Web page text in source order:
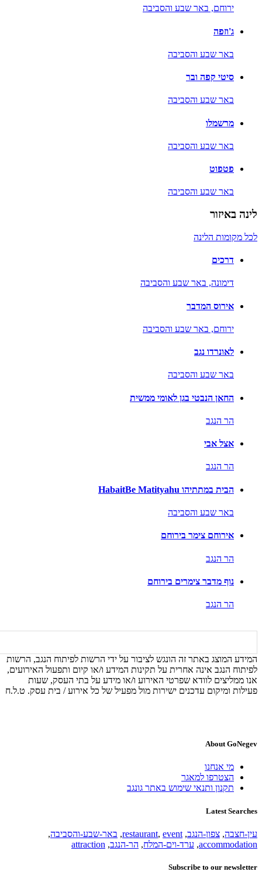
ירוחם, באר שבע והסביבה
ג'וזפה
באר שבע והסביבה
סיטי קפה ובר
באר שבע והסביבה
מרשמלו
באר שבע והסביבה
פטפוט
באר שבע והסביבה
לינה באיזור
לכל מקומות הלינה
דרכים
דימונה, באר שבע והסביבה
אירוס המדבר
ירוחם, באר שבע והסביבה
לאונרדו נגב
באר שבע והסביבה
החאן הנבטי בגן לאומי ממשית
הר הנגב
אצל אבי
הר הנגב
הבית במתתיהו HabaitBe Matityahu
באר שבע והסביבה
אירוחם צימר בירוחם
הר הנגב
נוף מדבר צימרים בירוחם
הר הנגב
המידע המוצג באתר זה הונגש לציבור על ידי הרשות לפיתוח הנגב, הרשות
לפיתוח הנגב אינה אחרית על תקינות המידע ו/או קיום ותפעול האירועים,
אנו ממליצים לוודא שפרטי האירוע ו/או מידע על בתי העסק, שעות
פעילות ומיקום עדכנים ישירות מול מפעיל של כל אירוע / בית עסק. ט.ל.ח
About GoNegev
מי אנחנו
הצטרפו למאגר
תקנון ותנאי שימוש באתר גונגב
Latest Searches
עין-חצבה, צפון-הנגב,
restaurant, event
, באר-שבע-והסביבה,
accommodation
, ערד-וים-המלח, הר-הנגב,
attraction
Subscribe to our newsletter